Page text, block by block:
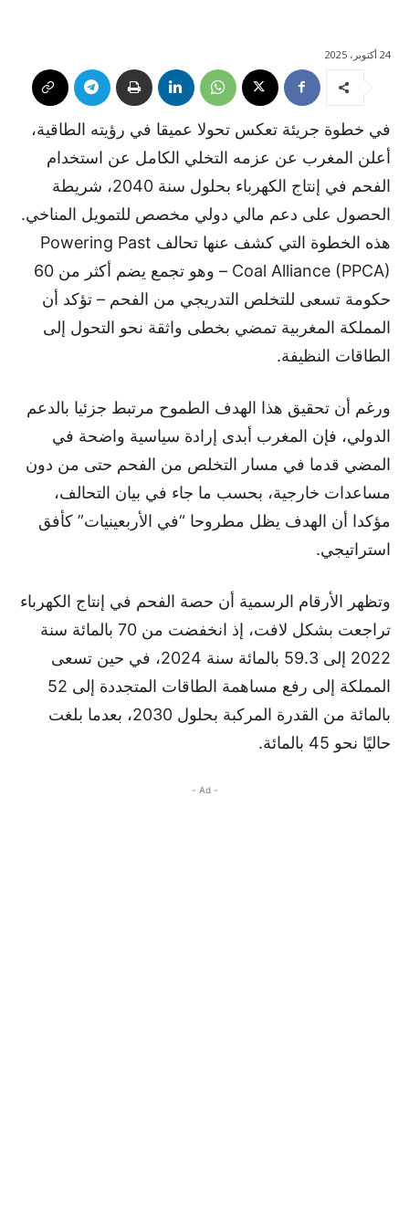
24 أكتوبر، 2025
في خطوة جريئة تعكس تحولا عميقا في رؤيته الطاقية،
أعلن المغرب عن عزمه التخلي الكامل عن استخدام
الفحم في إنتاج الكهرباء بحلول سنة 2040، شريطة
الحصول على دعم مالي دولي مخصص للتمويل المناخي.
هذه الخطوة التي كشف عنها تحالف Powering Past
Coal Alliance (PPCA) – وهو تجمع يضم أكثر من 60
حكومة تسعى للتخلص التدريجي من الفحم – تؤكد أن
المملكة المغربية تمضي بخطى واثقة نحو التحول إلى
الطاقات النظيفة.
ورغم أن تحقيق هذا الهدف الطموح مرتبط جزئيا بالدعم
الدولي، فإن المغرب أبدى إرادة سياسية واضحة في
المضي قدما في مسار التخلص من الفحم حتى من دون
مساعدات خارجية، بحسب ما جاء في بيان التحالف،
مؤكدا أن الهدف يظل مطروحا “في الأربعينيات” كأفق
استراتيجي.
وتظهر الأرقام الرسمية أن حصة الفحم في إنتاج الكهرباء
تراجعت بشكل لافت، إذ انخفضت من 70 بالمائة سنة
2022 إلى 59.3 بالمائة سنة 2024، في حين تسعى
المملكة إلى رفع مساهمة الطاقات المتجددة إلى 52
بالمائة من القدرة المركبة بحلول 2030، بعدما بلغت
حاليًا نحو 45 بالمائة.
- Ad -